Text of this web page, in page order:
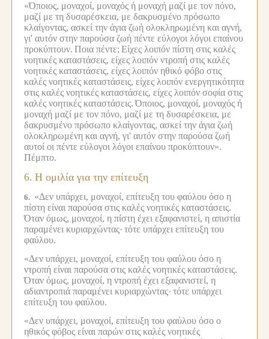
«Όποιος, μοναχοί, μοναχός ή μοναχή μαζί με τον πόνο,
μαζί με τη δυσαρέσκεια, με δακρυσμένο πρόσωπο
κλαίγοντας, ασκεί την άγια ζωή ολοκληρωμένη και αγνή,
γι' αυτόν στην παρούσα ζωή πέντε εύλογοι λόγοι επαίνου
προκύπτουν. Ποια πέντε; Είχες λοιπόν πίστη στις καλές
νοητικές καταστάσεις, είχες λοιπόν ντροπή στις καλές
νοητικές καταστάσεις, είχες λοιπόν ηθικό φόβο στις
καλές νοητικές καταστάσεις, είχες λοιπόν ενεργητικότητα
στις καλές νοητικές καταστάσεις, είχες λοιπόν σοφία στις
καλές νοητικές καταστάσεις. Όποιος, μοναχοί, μοναχός ή
μοναχή μαζί με τον πόνο, μαζί με τη δυσαρέσκεια, με
δακρυσμένο πρόσωπο κλαίγοντας, ασκεί την άγια ζωή
ολοκληρωμένη και αγνή, γι' αυτόν στην παρούσα ζωή
αυτοί οι πέντε εύλογοι λόγοι επαίνου προκύπτουν».
Πέμπτο.
6. Η ομιλία για την επίτευξη
6. «Δεν υπάρχει, μοναχοί, επίτευξη του φαύλου όσο η
πίστη είναι παρούσα στις καλές νοητικές καταστάσεις.
Όταν όμως, μοναχοί, η πίστη έχει εξαφανιστεί, η απιστία
παραμένει κυριαρχώντας· τότε υπάρχει επίτευξη του
φαύλου.
«Δεν υπάρχει, μοναχοί, επίτευξη του φαύλου όσο η
ντροπή είναι παρούσα στις καλές νοητικές καταστάσεις.
Όταν όμως, μοναχοί, η ντροπή έχει εξαφανιστεί, η
αδιαντροπιά παραμένει κυριαρχώντας· τότε υπάρχει
επίτευξη του φαύλου.
«Δεν υπάρχει, μοναχοί, επίτευξη του φαύλου όσο ο
ηθικός φόβος είναι παρών στις καλές νοητικές